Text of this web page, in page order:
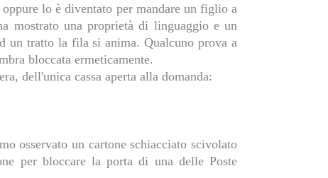
lo è diventato per mandare un figlio a
mostrato una proprietà di linguaggio e un
un tratto la fila si anima. Qualcuno prova a
bloccata ermeticamente.
dell'unica cassa aperta alla domanda:
osservato un cartone schiacciato scivolato
per bloccare la porta di una delle Poste